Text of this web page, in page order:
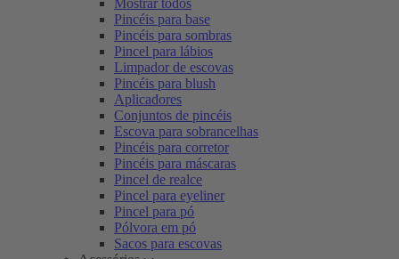
Mostrar todos
Pincéis para base
Pincéis para sombras
Pincel para lábios
Limpador de escovas
Pincéis para blush
Aplicadores
Conjuntos de pincéis
Escova para sobrancelhas
Pincéis para corretor
Pincéis para máscaras
Pincel de realce
Pincel para eyeliner
Pincel para pó
Pólvora em pó
Sacos para escovas